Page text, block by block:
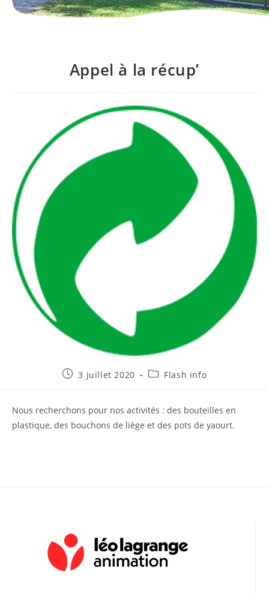
Appel à la récup’
Publication
3 juillet 2020
PostFlash info
Nous recherchons pour nos activités : des bouteilles en
plastique, des bouchons de liège et des pots de yaourt.